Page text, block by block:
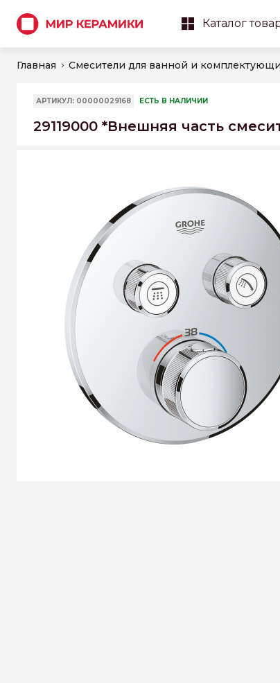
Каталог
Главная Смесители для ванной и
АРТИКУЛ: 00000029168 ЕСТЬ В НАЛИЧИИ
29119000 *Внешняя часть